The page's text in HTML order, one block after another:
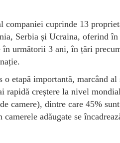
companiei cuprinde 13
Serbia și Ucraina, oferind
următorii 3 ani, în țări
etapă importantă, marcând
rapidă creștere la nivel
camere), dintre care 45%
adăugate se